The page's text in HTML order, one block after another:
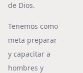
de Dios.
Tenemos como
meta preparar
y capacitar a
hombres y